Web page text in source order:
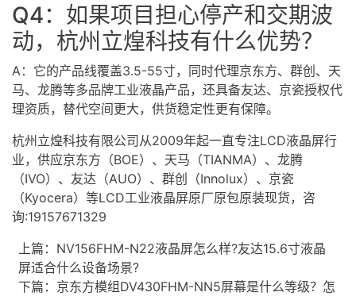
Q4：如果项目担心停产和交期波
动，杭州立煌科技有什么优势？
A：它的产品线覆盖3.5-55寸，同时代理京东方、群创、天
马、龙腾等多品牌工业液晶产品，还具备友达、京瓷授权代
理资质，替代空间更大，供货稳定性更有保障。
杭州立煌科技有限公司从2009年起一直专注LCD液晶屏行
业，供应京东方（BOE）、天马（TIANMA）、龙腾
（IVO）、友达（AUO）、群创（Innolux）、京瓷
（Kyocera）等LCD工业液晶屏原厂原包原装现货，咨
询:19157671329
上篇： NV156FHM-N22液晶屏怎么样?友达15.6寸液晶
屏适合什么设备场景?
下篇： 京东方模组DV430FHM-NN5屏幕是什么等级？怎